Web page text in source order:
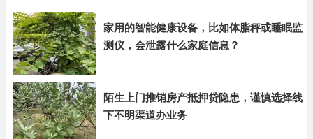
家用的智能健康设备，比如体脂秤或睡眠监
测仪，会泄露什么家庭信息？
陌生上门推销房产抵押贷隐患，谨慎选择线
下不明渠道办业务